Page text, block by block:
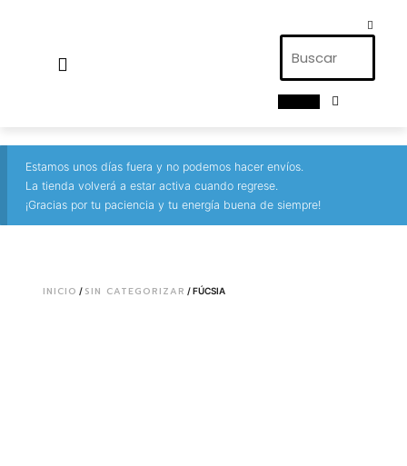
Estamos unos días fuera y no podemos hacer envíos.
La tienda volverá a estar activa cuando regrese.
¡Gracias por tu paciencia y tu energía buena de siempre!
INICIO / SIN CATEGORIZAR / FÚCSIA